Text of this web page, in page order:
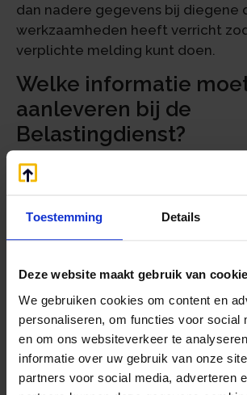
Toestemming Details
Deze website maakt gebruik van
We gebruiken cookies om content en
personaliseren, om functies voor social
en om ons websiteverkeer te
informatie over uw gebruik van onze
partners voor social media, adverteren
dan nadere gegevens bij diegene
werkzaamheden heeft verricht
verplichte melding kunt doen.
Welke informatie
aanleveren bij de
Belastingdienst?
De volgende informatie moet u
daaronder begrepen
kostenvergoedingen inclusief
De naam, adres,
van de ontvanger van de
Hoe moeten de
worden aangeleverd?